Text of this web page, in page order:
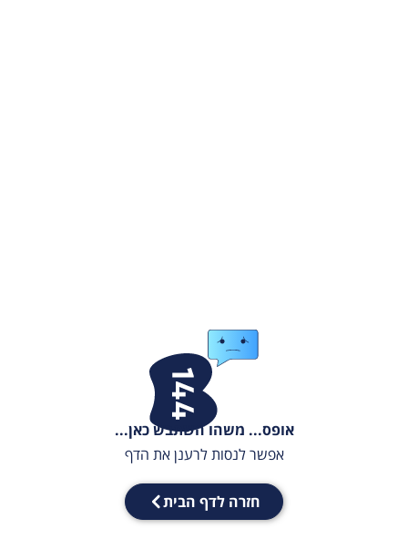
אופס... משהו השתבש כאן...
אפשר לנסות לרענן את הדף
חזרה לדף הבית